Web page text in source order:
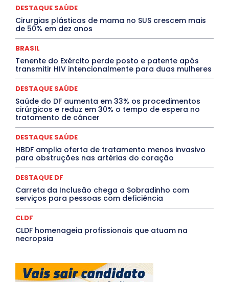
EVENTOS
Febre Oropouche
Goiás
INTELIGÊNCIA ARTIFICIAL
INTERNACIONAL
MEIO AMBIENTE
MÚSICA
O Plantonista Opinião Oropouche
Paraíba
Paraná Pernambuco Piauí
POLÍTICA
PROCESSO SELETIVO
PUBLIEDITORIAL
QUALIFICAÇÃO PROFISSIONAL
Rio de Janeiro
Rio Grande do Sul
Roraima
Santa Catarina
São Paulo SARAMPO
SAÚDE
Saúde Agora
TÁ FROID?
TEATRO TECNOLOGIA
TIC TAC
Mais
DESTAQUE SAÚDE
Cirurgias plásticas de mama no SUS crescem mais
de 50% em dez anos
BRASIL
Tenente do Exército perde posto e patente após
transmitir HIV intencionalmente para duas mulheres
DESTAQUE SAÚDE
Saúde do DF aumenta em 33% os procedimentos
cirúrgicos e reduz em 30% o tempo de espera no
tratamento de câncer
DESTAQUE SAÚDE
HBDF amplia oferta de tratamento menos invasivo
para obstruções nas artérias do coração
DESTAQUE DF
Carreta da Inclusão chega a Sobradinho com
serviços para pessoas com deficiência
CLDF
CLDF homenageia profissionais que atuam na
necropsia